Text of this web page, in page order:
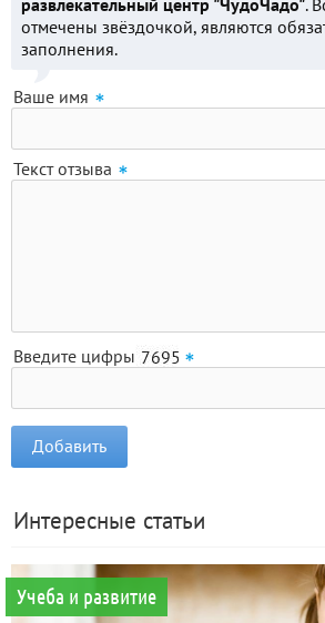
развлекательный центр "ЧудоЧадо".
отмечены звёздочкой, являются
заполнения.
Ваше имя
Текст отзыва
Введите цифры
Интересные статьи
Учеба и развитие